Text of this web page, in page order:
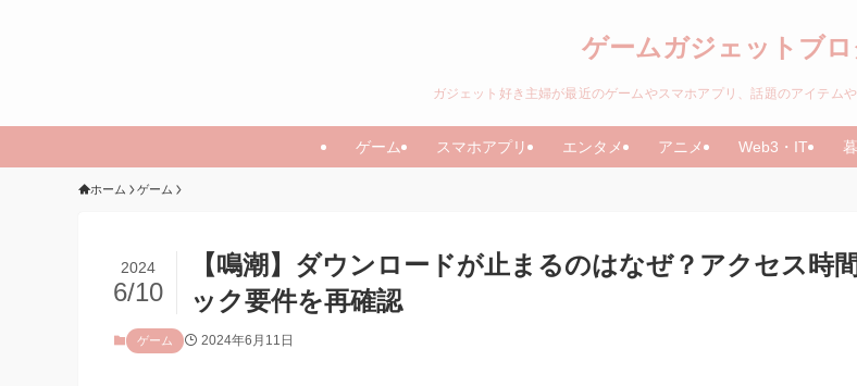
ゲームガジェットブ
ガジェット好き主婦が最近のゲームやスマホアプリ、話題のアイテム
ゲーム スマホアプリ エンタメ アニメ Web3・IT
ホーム ゲーム
【鳴潮】ダウンロードが止まるのはなぜ？アクセス時
ック要件を再確認
2024
6/10
ゲーム 2024年6月11日